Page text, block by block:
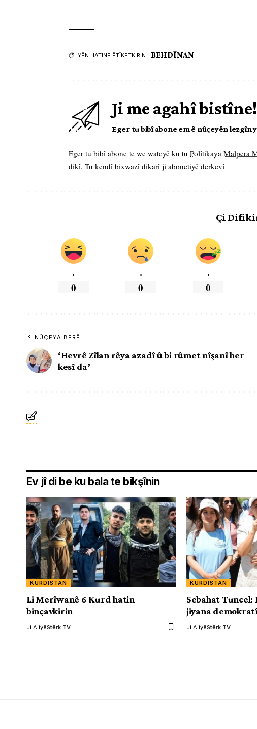
YÊN HATINE ÊTÎKETKIRIN BEHDÎNAN
Ji me agahî bistîne!
Eger tu bibî abone em ê nûçeyên lezgîn
Eger tu bibî abone te we wateyê ku tu Polîtikaya Malpera
dikî. Tu kendî bixwazî dikarî ji abonetiyê derkevî
Çi
.
0
.
0
.
0
NÛÇEYA BERÊ
‘Hevrê Zîlan rêya azadî û bi rûmet nîşanî her
kesî da’
Ev jî di be ku bala te bikşînin
KURDISTAN
Li Merîwanê 6 Kurd hatin
binçavkirin
Ji AliyêStêrk TV
KURDISTAN
Sebahat Tuncel:
jiyana
Ji AliyêStêrk TV